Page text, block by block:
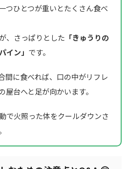
つひとつが重いとたくさん食べ
、さっぱりとした 「きゅうりの
イン」 です。
間に食べれば、口の中がリフレ
屋台へと足が向かいます。
で火照った体をクールダウンさ